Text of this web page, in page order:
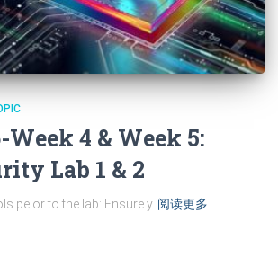
Week 4 & Week 5:
Lab 1 & 2
peior to the lab: Ensure y 阅读更多